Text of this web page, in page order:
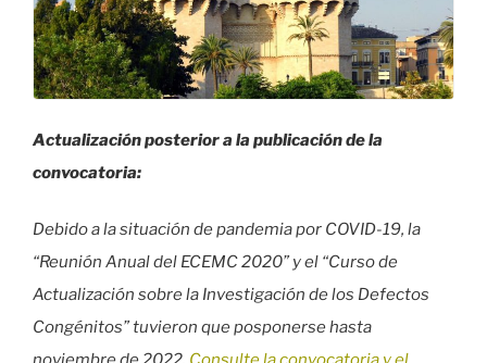
Actualización posterior a la publicación de la
convocatoria:
Debido a la situación de pandemia por COVID-19, la
“Reunión Anual del ECEMC 2020” y el “Curso de
Actualización sobre la Investigación de los Defectos
Congénitos” tuvieron que posponerse hasta